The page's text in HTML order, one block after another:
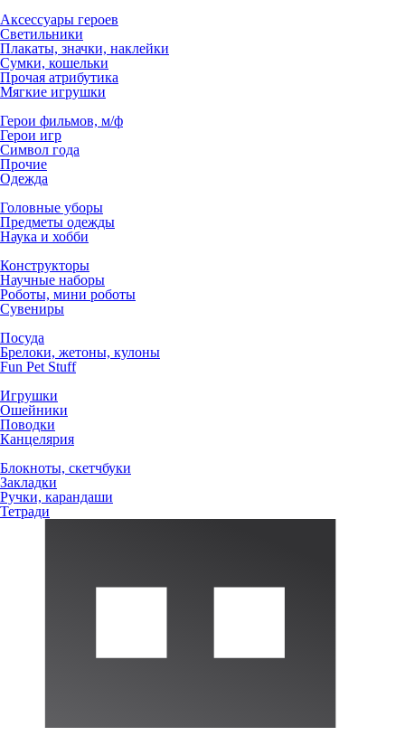
Аксессуары героев
Светильники
Плакаты, значки, наклейки
Сумки, кошельки
Прочая атрибутика
Мягкие игрушки
Герои фильмов, м/ф
Герои игр
Символ года
Прочие
Одежда
Головные уборы
Предметы одежды
Наука и хобби
Конструкторы
Научные наборы
Роботы, мини роботы
Сувениры
Посуда
Брелоки, жетоны, кулоны
Fun Pet Stuff
Игрушки
Ошейники
Поводки
Канцелярия
Блокноты, скетчбуки
Закладки
Ручки, карандаши
Тетради